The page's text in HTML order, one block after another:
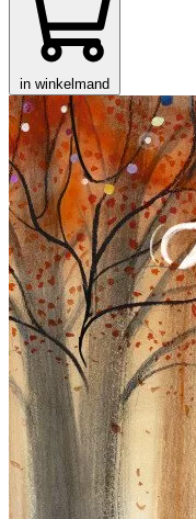
in winkelmand